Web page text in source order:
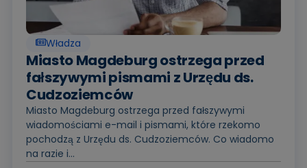
Władza
Miasto Magdeburg ostrzega przed
fałszywymi pismami z Urzędu ds.
Cudzoziemców
Miasto Magdeburg ostrzega przed fałszywymi
wiadomościami e-mail i pismami, które rzekomo
pochodzą z Urzędu ds. Cudzoziemców. Co wiadomo
na razie i...